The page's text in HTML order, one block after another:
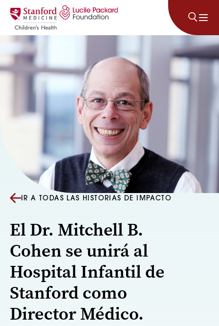
Saltar al contenido
IR A TODAS LAS HISTORIAS DE IMPACTO
El Dr. Mitchell B.
Cohen se unirá al
Hospital Infantil de
Stanford como
Director Médico.